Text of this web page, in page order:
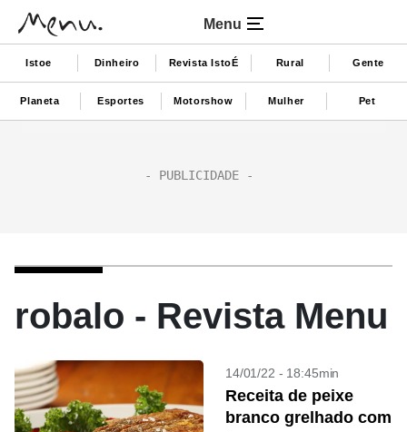
Menu
Istoe Dinheiro Revista IstoÉ Rural Gente
Planeta Esportes Motorshow Mulher Pet
robalo - Revista Menu
14/01/22 - 18:45min
Receita de peixe
branco grelhado com